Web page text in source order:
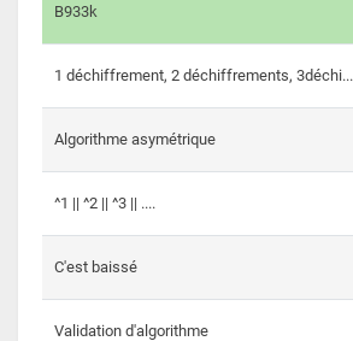
B933k
1 déchiffrement, 2 déchiffrements, 3déchi...
Algorithme asymétrique
^1 || ^2 || ^3 || ....
C'est baissé
Validation d'algorithme